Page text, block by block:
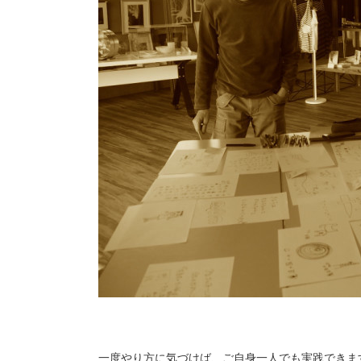
一度やり方に気づけば、ご自身一人でも実践できま